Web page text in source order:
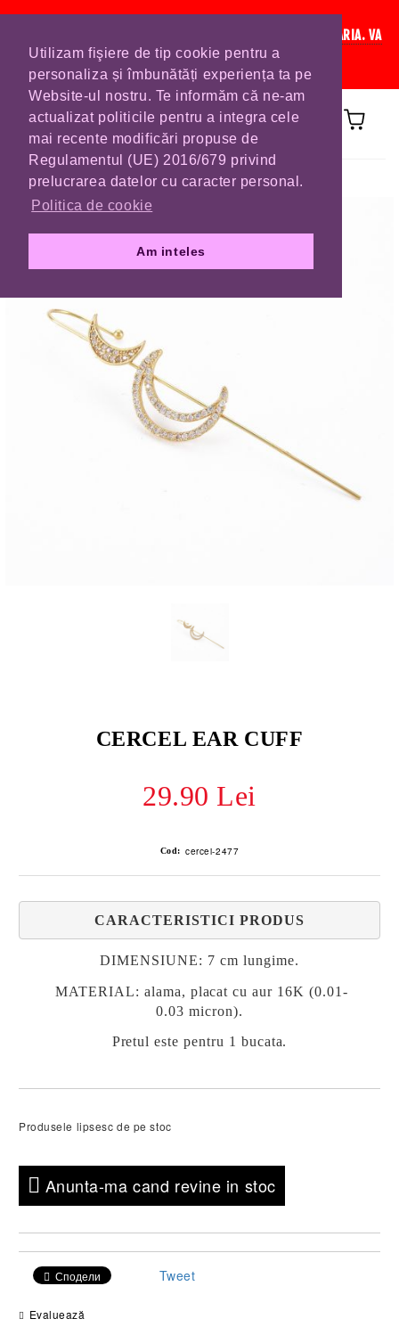
Utilizam fişiere de tip cookie pentru a
personaliza și îmbunătăți experiența ta pe
Website-ul nostru. Te informăm că ne-am
actualizat politicile pentru a integra cele
mai recente modificări propuse de
Regulamentul (UE) 2016/679 privind
prelucrarea datelor cu caracter personal.
Politica de cookie
Am inteles
IN CURAND INCHIDEM LISTA DE COMENZI PENTRU SFANTA MARIA. VA
RUGAM SA VA PLASATI COMENZILE DIN TIMP.
Prima pagină CERCEI
CERCEL EAR CUFF
29.90 Lei
Cod: cercei-2477
CARACTERISTICI PRODUS
DIMENSIUNE: 7 cm lungime.
MATERIAL: alama, placat cu aur 16K (0.01-
0.03 micron).
Pretul este pentru 1 bucata.
Produsele lipsesc de pe stoc
Anunta-ma cand revine in stoc
Сподели Tweet
Evaluează